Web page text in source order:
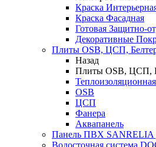
Краска
Краска Фасадная
Готовая Защитно-
Декоративные
Плиты OSB, ЦСП,
Назад
Плиты OSB, ЦСП,
OSB
ЦСП
Фанера
Аквапанель
Панель ПВХ SANRELIA
Водосточная система